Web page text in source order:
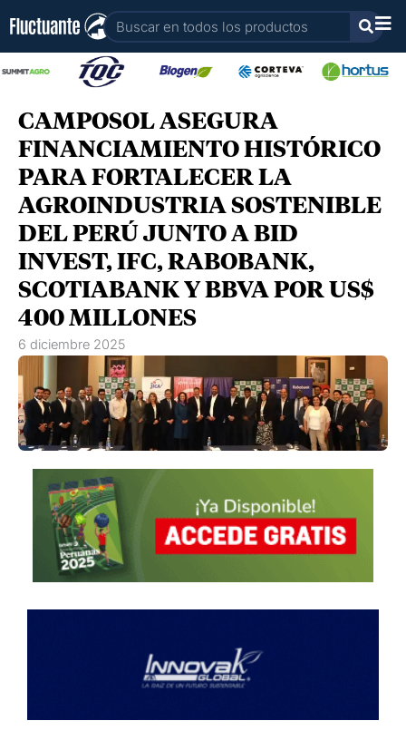
contenido
Buscar
CAMPOSOL ASEGURA
FINANCIAMIENTO HISTÓRICO
PARA FORTALECER LA
AGROINDUSTRIA SOSTENIBLE
DEL PERÚ JUNTO A BID
INVEST, IFC, RABOBANK,
SCOTIABANK Y BBVA POR US$
400 MILLONES
6 diciembre 2025